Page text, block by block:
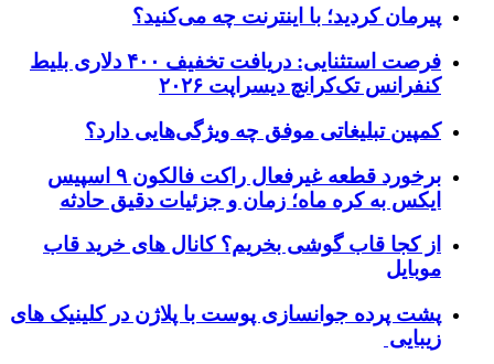
پیرمان کردید؛ با اینترنت چه می‌کنید؟
فرصت استثنایی: دریافت تخفیف ۴۰۰ دلاری بلیط
کنفرانس تک‌کرانچ دیسراپت ۲۰۲۶
کمپین تبلیغاتی موفق چه ویژگی‌هایی دارد؟
برخورد قطعه غیرفعال راکت فالکون ۹ اسپیس
ایکس به کره ماه؛ زمان و جزئیات دقیق حادثه
از کجا قاب گوشی بخریم؟ کانال های خرید قاب
موبایل
پشت پرده جوانسازی پوست با پلاژن در کلینیک های
زیبایی